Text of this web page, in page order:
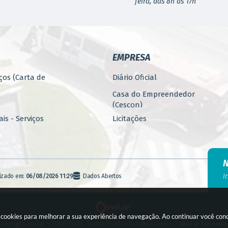
para melhorar a sua experiência de navegação. Ao continuar você
(Carta de
- Serviços
EMPRESA
Diário Oficial
Casa do Empreendedor
(Cescon)
Licitações
Programa 4.Mais - Serviços
Promoção, Atração, Eventos
e Empreendedorismo
em: 06/08/2026 11:29 Dados Abertos